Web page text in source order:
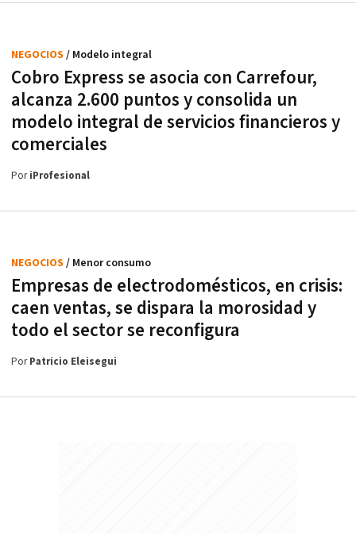
Cobro Express se asocia con Carrefour,
alcanza 2.600 puntos y consolida un
modelo integral de servicios financieros y
comerciales
NEGOCIOS / Modelo integral
PoriProfesional
Empresas de electrodomésticos, en crisis:
caen ventas, se dispara la morosidad y
todo el sector se reconfigura
NEGOCIOS / Menor consumo
PorPatricio Eleisegui